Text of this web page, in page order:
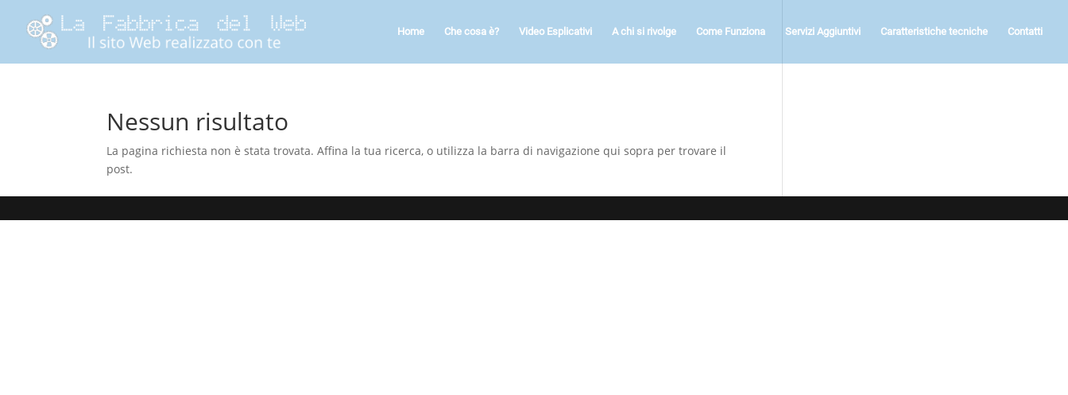
Home Che cosa è? Video Esplicativi A chi si rivolge Come Funziona Servizi Aggiuntivi Caratteristiche tecniche Contatti
Nessun risultato
La pagina richiesta non è stata trovata. Affina la tua ricerca, o utilizza la barra di navigazione qui sopra per trovare il
post.